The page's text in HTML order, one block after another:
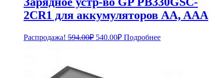
2CR1 для аккумуляторов AA, AAA
Распродажа! 594.00₽ Первоначальная
540.00₽Текущая
цена:
Подробнее